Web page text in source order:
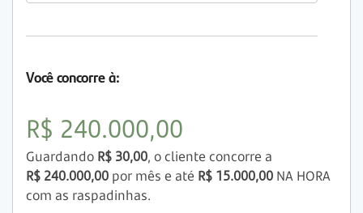
Você concorre à:
R$ 240.000,00
Guardando R$ 30,00, o cliente concorre a
R$ 240.000,00 por mês e até R$ 15.000,00 NA HORA
com as raspadinhas.